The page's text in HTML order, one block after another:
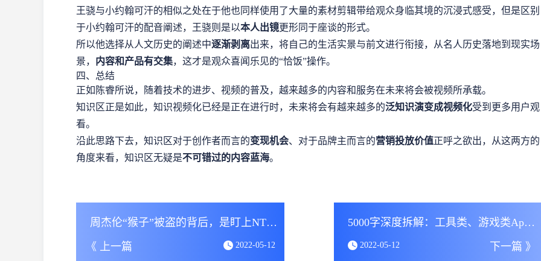
王骁与小约翰可汗的相似之处在于他也同样使用了大量的素材剪辑带给观众身临其境的沉浸式感受，但是区别
于小约翰可汗的配音阐述，王骁则是以本人出镜更形同于座谈的形式。
所以他选择从人文历史的阐述中逐渐剥离出来，将自己的生活实景与前文进行衔接，从名人历史落地到现实场
景， 内容和产品有交集，这才是观众喜闻乐见的“恰饭”操作。
四、总结
正如陈睿所说，随着技术的进步、视频的普及，越来越多的内容和服务在未来将会被视频所承载。
知识区正是如此，知识视频化已经是正在进行时，未来将会有越来越多的泛知识演变成视频化受到更多用户观
看。
沿此思路下去，知识区对于创作者而言的变现机会、对于品牌主而言的营销投放价值正呼之欲出，从这两方的
角度来看，知识区无疑是不可错过的内容蓝海。
周杰伦“猴子”被盗的背后，是盯上NTF的名人和黑客
《 上一篇
2022-05-12
5000字深度拆解：工具类、游戏类App的商业化增长实践
2022-05-12 下一篇 》